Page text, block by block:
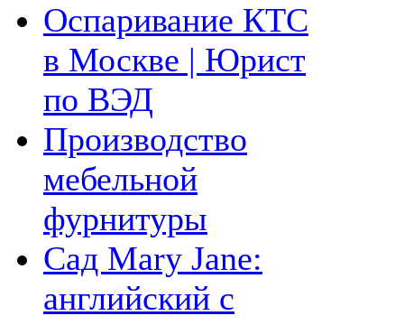
Оспаривание КТС
в Москве | Юрист
по ВЭД
Производство
мебельной
фурнитуры
Сад Mary Jane:
английский с